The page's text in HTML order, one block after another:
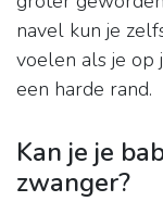
navel kun je
voelen als je op
een harde rand.
Kan je je
zwanger?